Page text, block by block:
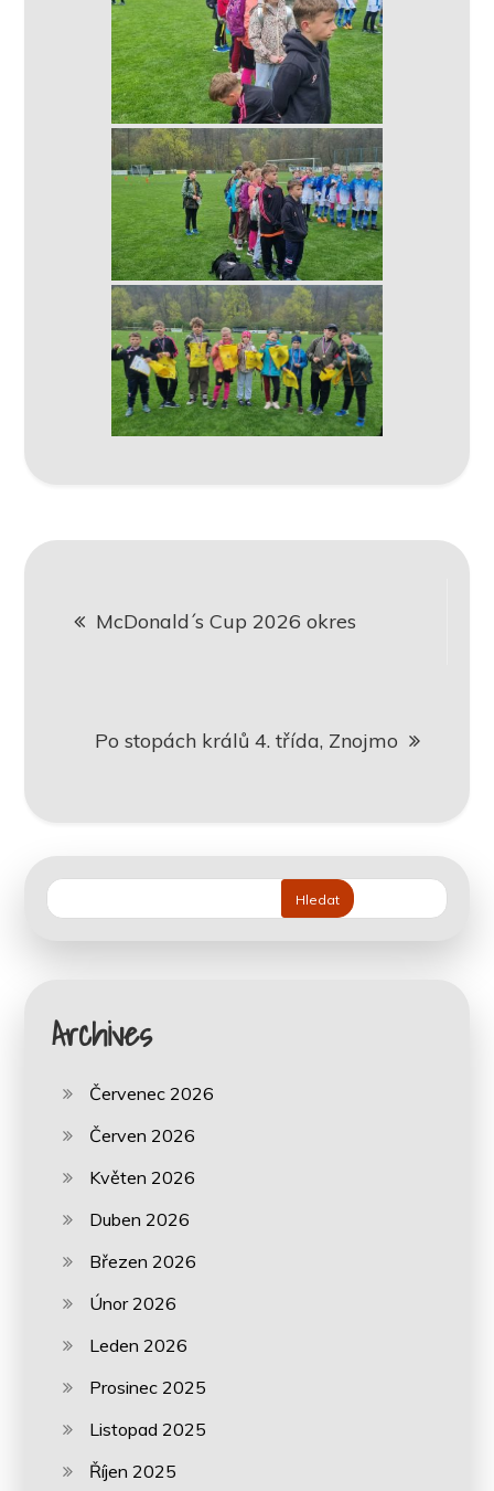
proMcDonald´s Cup 2026 okres
Po stopách králů 4. třída, Znojmo
Hledat
Archives
Červenec 2026
Červen 2026
Květen 2026
Duben 2026
Březen 2026
Únor 2026
Leden 2026
Prosinec 2025
Listopad 2025
Říjen 2025